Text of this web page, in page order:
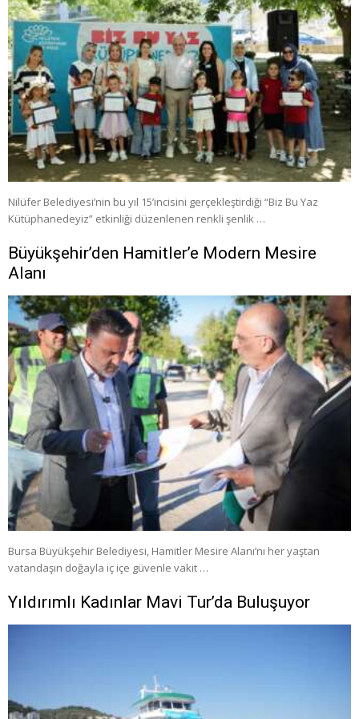
Nilüfer Belediyesi’nin bu yıl 15’incisini gerçekleştirdiği “Biz Bu Yaz
Kütüphanedeyiz” etkinliği düzenlenen renkli şenlik …
Büyükşehir’den Hamitler’e Modern Mesire
Alanı
Bursa Büyükşehir Belediyesi, Hamitler Mesire Alanı’nı her yaştan
vatandaşın doğayla iç içe güvenle vakit …
Yıldırımlı Kadınlar Mavi Tur’da Buluşuyor